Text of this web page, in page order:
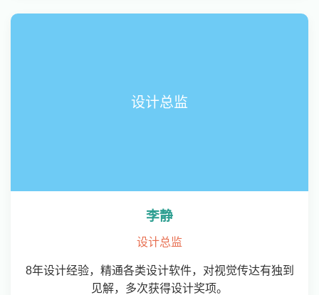
设计总监
李静
设计总监
8年设计经验，精通各类设计软件，对视觉传达有独到
见解，多次获得设计奖项。